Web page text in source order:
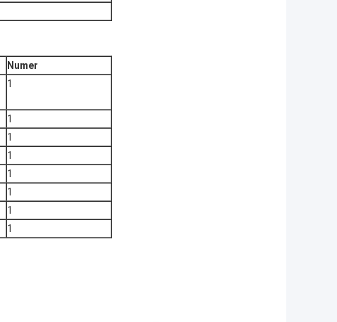
Numer
1
1
1
1
1
1
1
1